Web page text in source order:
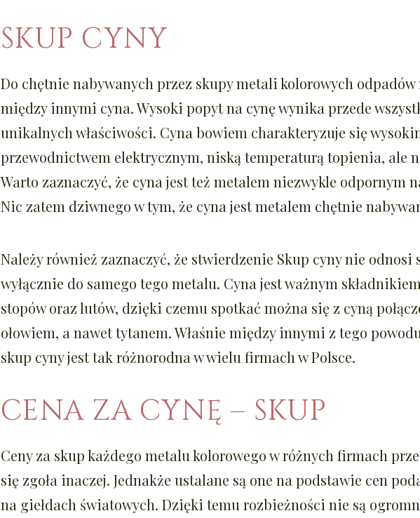
SKUP CYNY
Do chętnie nabywanych przez skupy metali kolorowych odpadów
między innymi cyna. Wysoki popyt na cynę wynika przede
unikalnych właściwości. Cyna bowiem charakteryzuje się
przewodnictwem elektrycznym, niską temperaturą topienia, ale
Warto zaznaczyć, że cyna jest też metalem niezwykle odpornym
Nic zatem dziwnego w tym, że cyna jest metalem chętnie
Należy również zaznaczyć, że stwierdzenie Skup cynynie odnosi
wyłącznie do samego tego metalu. Cyna jest ważnym
stopów oraz lutów, dzięki czemu spotkać można się z cyną
ołowiem, a nawet tytanem. Właśnie między innymi z tego
skup cyny jest tak różnorodna w wielu firmach w Polsce.
CENA ZA CYNĘ – SKUP
Ceny za skup każdego metalu kolorowego w różnych firmach
się zgoła inaczej. Jednakże ustalane są one na podstawie cen
na giełdach światowych. Dzięki temu rozbieżności nie są